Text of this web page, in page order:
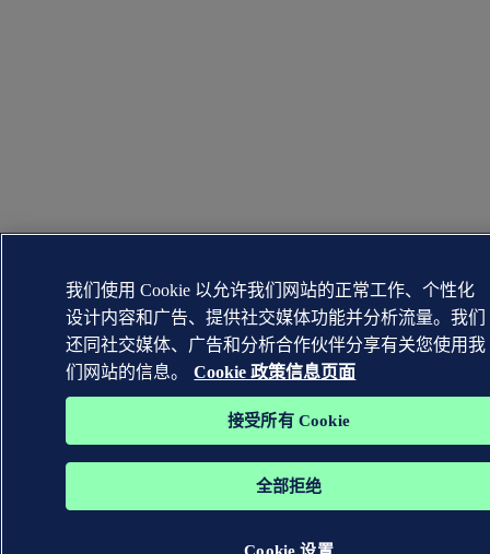
我们使用 Cookie 以允许我们网站的正常工作、个性化
设计内容和广告、提供社交媒体功能并分析流量。我们
还同社交媒体、广告和分析合作伙伴分享有关您使用我
们网站的信息。
Cookie 政策信息页面
接受所有 Cookie
全部拒绝